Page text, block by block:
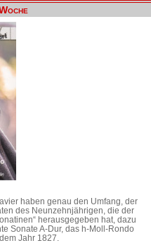
haben genau den Umfang, der
des Neunzehnjährigen, die der
herausgegeben hat, dazu
Sonate A-Dur, das h-Moll-Rondo
Jahr 1827.